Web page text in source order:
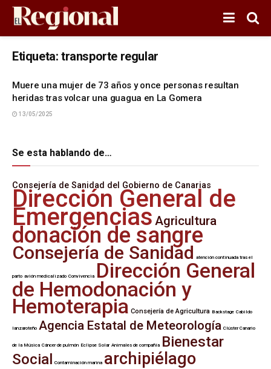
Etiqueta: transporte regular
Muere una mujer de 73 años y once personas resultan
heridas tras volcar una guagua en La Gomera
13/05/2025
Se esta hablando de…
Consejería de Sanidad del Gobierno de Canarias
Dirección General de
Emergencias Agricultura
donación de sangre
Consejería de Sanidad atención continuada tras el
parto avión medicalizado Convivencia Dirección General
de Hemodonación y
Hemoterapia Consejería de Agricultura Backstage Cabildo
lanzaroteño Agencia Estatal de Meteorología Clúster Canario
de la Música Cáncer de pulmón Eclipse Solar Animales de compañía Bienestar
Social
Contaminación marina archipiélago